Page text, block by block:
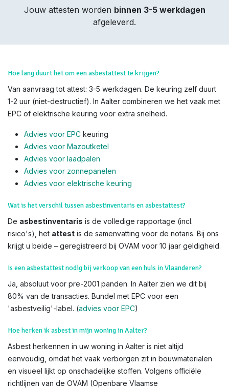
Jouw attesten worden binnen 3-5 werkdagen
afgeleverd.
Hoe lang duurt het om een asbestattest te krijgen?
Van aanvraag tot attest: 3-5 werkdagen. De keuring zelf duurt
1-2 uur (niet-destructief). In Aalter combineren we het vaak met
EPC of elektrische keuring voor extra snelheid.
Advies voor EPC keuring
Advies voor Mazoutketel
Advies voor laadpalen
Advies voor zonnepanelen
Advies voor elektrische keuring
Wat is het verschil tussen asbestinventaris en asbestattest?
De asbestinventaris is de volledige rapportage (incl.
risico's), het attest is de samenvatting voor de notaris. Bij ons
krijgt u beide – geregistreerd bij OVAM voor 10 jaar geldigheid.
Is een asbestattest nodig bij verkoop van een huis in Vlaanderen?
Ja, absoluut voor pre-2001 panden. In Aalter zien we dit bij
80% van de transacties. Bundel met EPC voor een
'asbestveilig'-label. (advies voor EPC)
Hoe herken ik asbest in mijn woning in Aalter?
Asbest herkennen in uw woning in Aalter is niet altijd
eenvoudig, omdat het vaak verborgen zit in bouwmaterialen
en visueel lijkt op onschadelijke stoffen. Volgens officiële
richtlijnen van de OVAM (Openbare Vlaamse